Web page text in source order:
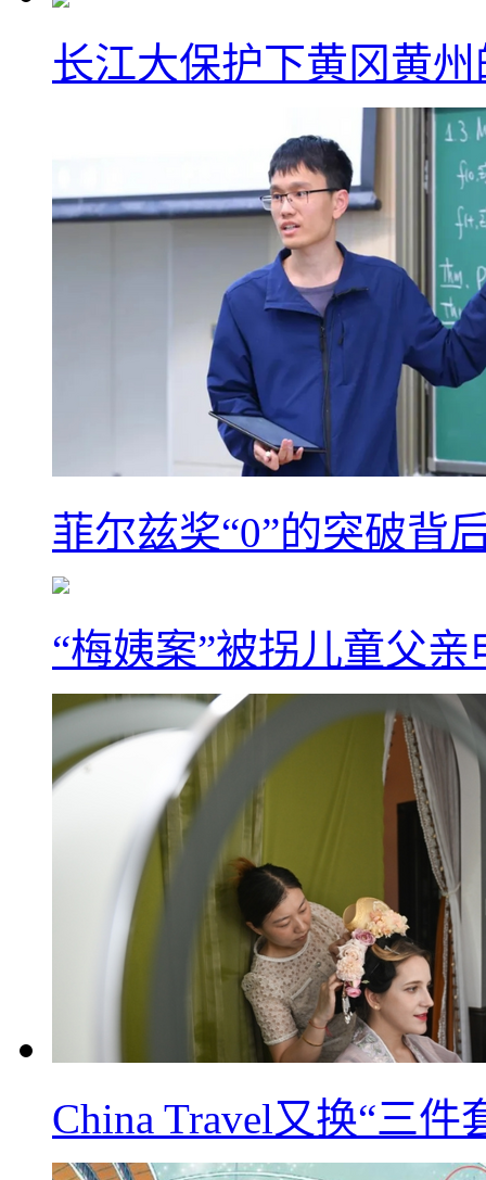
长江大保护下黄冈黄
菲尔兹奖“0”的突破背
“梅姨案”被拐儿童父
China Travel又换“三